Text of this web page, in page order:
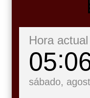
Hora
05
sábado,